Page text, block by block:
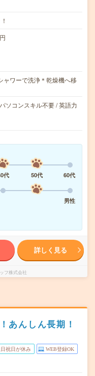
ャワーで洗浄＊乾燥機へ移
ソコンスキル不要 / 英語力
代 50代
60代
男性
詳しく見る
フ株式会社
あんしん長期！
日祝日が休み WEB登録OK